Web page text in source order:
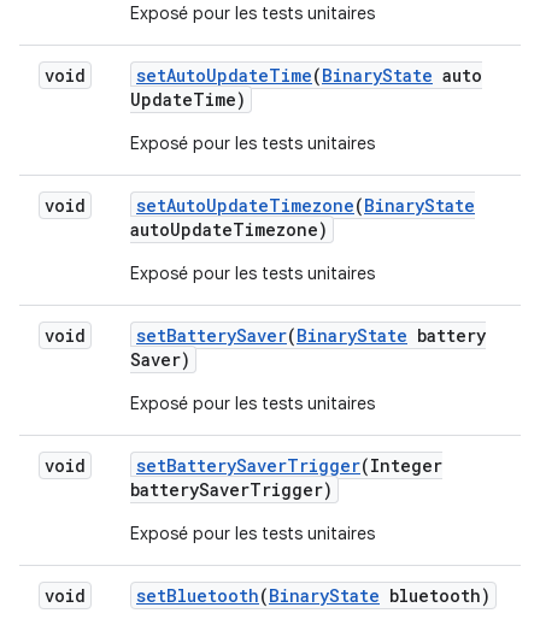
Exposé pour les tests unitaires
void setAutoUpdateTime(BinaryState auto
UpdateTime)
Exposé pour les tests unitaires
void setAutoUpdateTimezone(BinaryState
autoUpdateTimezone)
Exposé pour les tests unitaires
void setBatterySaver(BinaryState battery
Saver)
Exposé pour les tests unitaires
void setBatterySaverTrigger(Integer
batterySaverTrigger)
Exposé pour les tests unitaires
void setBluetooth(BinaryState bluetooth)